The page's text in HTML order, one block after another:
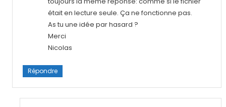
était en lecture seule. Ça ne fonctionne pas.
As tu une idée par hasard ?
Merci
Nicolas
Répondre